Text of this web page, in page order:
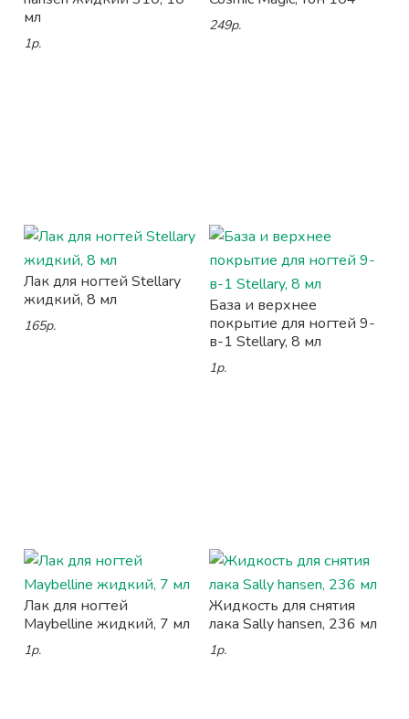
мл
1р.
249р.
Лак для ногтей Stellary
жидкий, 8 мл
165р.
База и верхнее
покрытие для ногтей 9-
в-1 Stellary, 8 мл
1р.
Лак для ногтей
Maybelline жидкий, 7 мл
1р.
Жидкость для снятия
лака Sally hansen, 236 мл
1р.